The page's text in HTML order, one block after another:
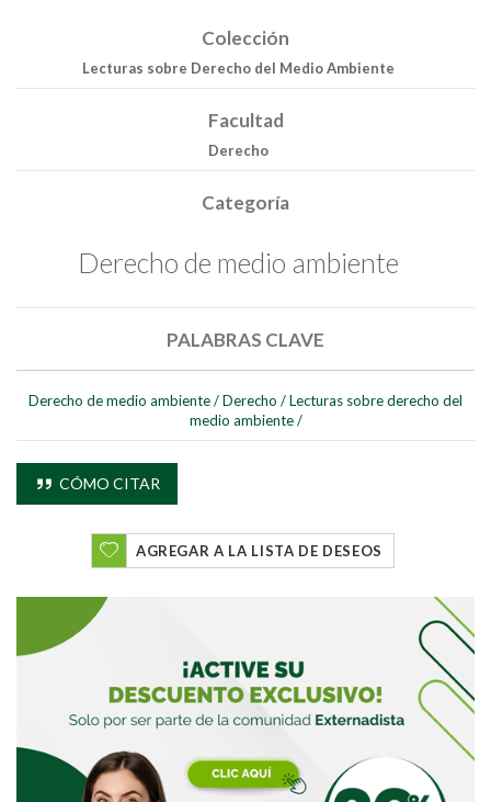
Buscar
Buscar
Colección
Lecturas sobre Derecho del Medio Ambiente
Facultad
Derecho
Categoría
Derecho de medio ambiente
PALABRAS CLAVE
Derecho de medio ambiente/Derecho /Lecturas sobre derecho del
medio ambiente /
CÓMO CITAR
AGREGAR A LA LISTA DE DESEOS